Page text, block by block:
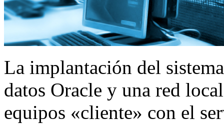
La implantación del
datos Oracle y una red
equipos «cliente» con el